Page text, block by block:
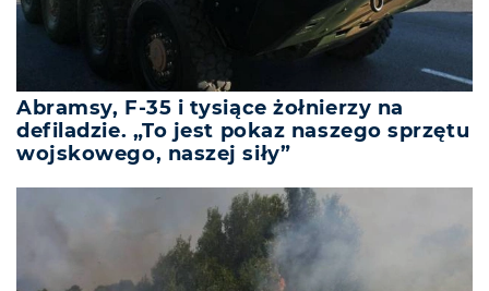
Abramsy, F-35 i tysiące żołnierzy na
defiladzie. „To jest pokaz naszego sprzętu
wojskowego, naszej siły”